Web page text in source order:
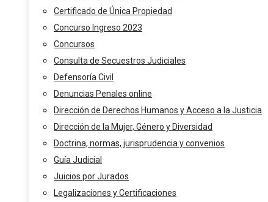
Certificado de Única Propiedad
Concurso Ingreso 2023
Concursos
Consulta de Secuestros Judiciales
Defensoría Civil
Denuncias Penales online
Dirección de Derechos Humanos y Acceso a la Justicia
Dirección de la Mujer, Género y Diversidad
Doctrina, normas, jurisprudencia y convenios
Guía Judicial
Juicios por Jurados
Legalizaciones y Certificaciones